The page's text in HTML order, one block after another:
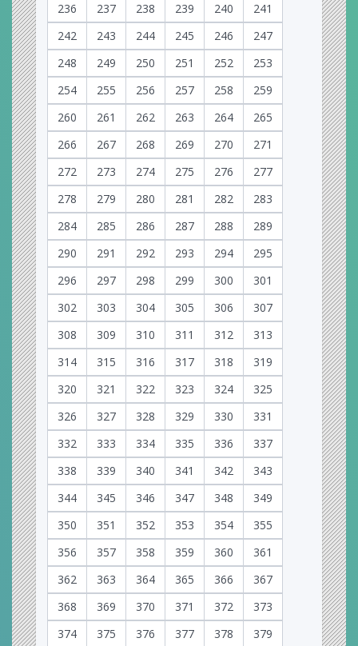
236
237 238 239 240
241
242
243 244 245 246
247
248
249 250 251 252
253
254
255 256 257 258
259
260
261 262 263 264
265
266
267 268 269 270
271
272
273 274 275 276
277
278
279 280 281 282
283
284
285 286 287 288
289
290
291 292 293 294
295
296
297 298 299 300
301
302
303 304 305 306
307
308
309 310 311 312
313
314
315 316 317 318
319
320
321 322 323 324
325
326
327 328 329 330
331
332
333 334 335 336
337
338
339 340 341 342
343
344
345 346 347 348
349
350
351 352 353 354
355
356
357 358 359 360
361
362
363 364 365 366
367
368
369 370 371 372
373
374
375 376 377 378 379